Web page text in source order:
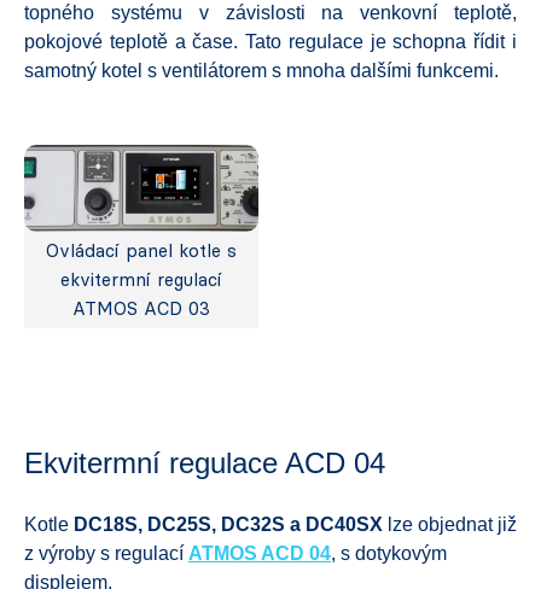
topného systému v závislosti na venkovní teplotě,
pokojové teplotě a čase. Tato regulace je schopna řídit i
samotný kotel s ventilátorem s mnoha dalšími funkcemi.
Ovládací panel kotle s
ekvitermní regulací
ATMOS ACD 03
Ekvitermní regulace ACD 04
Kotle DC18S, DC25S, DC32S a DC40SX lze objednat již
z výroby s regulací ATMOS ACD 04, s dotykovým
displejem.